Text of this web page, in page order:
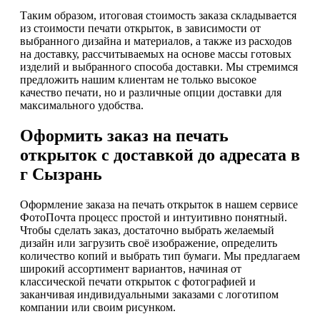
Таким образом, итоговая стоимость заказа складывается
из стоимости печати открыток, в зависимости от
выбранного дизайна и материалов, а также из расходов
на доставку, рассчитываемых на основе массы готовых
изделий и выбранного способа доставки. Мы стремимся
предложить нашим клиентам не только высокое
качество печати, но и различные опции доставки для
максимального удобства.
Оформить заказ на печать
открыток с доставкой до адресата в
г Сызрань
Оформление заказа на печать открыток в нашем сервисе
ФотоПочта процесс простой и интуитивно понятный.
Чтобы сделать заказ, достаточно выбрать желаемый
дизайн или загрузить своё изображение, определить
количество копий и выбрать тип бумаги. Мы предлагаем
широкий ассортимент вариантов, начиная от
классической печати открыток с фотографией и
заканчивая индивидуальными заказами с логотипом
компании или своим рисунком.